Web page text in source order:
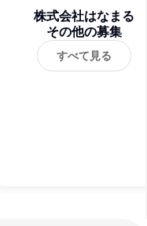
株式会社はなまる
その他の募集
すべて見る